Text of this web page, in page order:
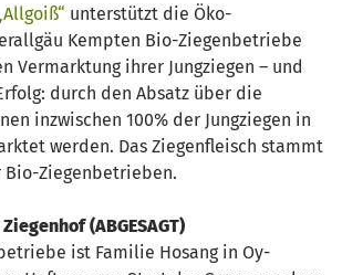
unterstützt die Öko-
Kempten Bio-Ziegenbetriebe
Vermarktung ihrer Jungziegen – und
durch den Absatz über die
inzwischen 100% der Jungziegen in
werden. Das Ziegenfleisch stammt
Ziegenbetrieben.
(ABGESAGT)
ist Familie Hosang in Oy-